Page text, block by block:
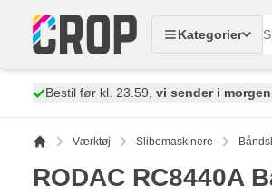
Kategorier
Bestil før kl. 23.59, vi sender i morgen
Værktøj Slibemaskinere
RODAC RC8440A